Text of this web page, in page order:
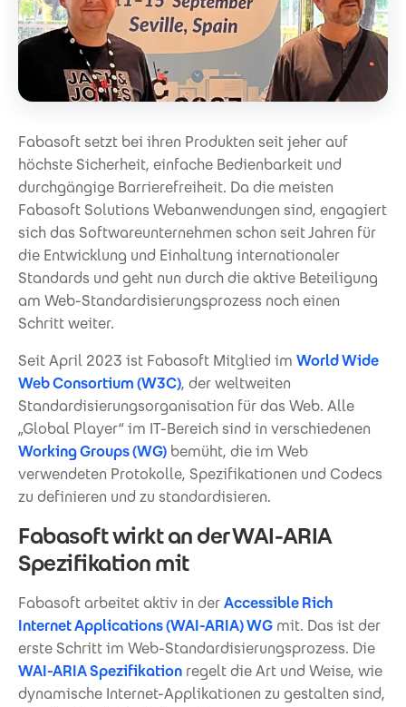
Fabasoft setzt bei ihren Produkten seit jeher auf
höchste Sicherheit, einfache Bedienbarkeit und
durchgängige Barrierefreiheit. Da die meisten
Fabasoft Solutions Webanwendungen sind, engagiert
sich das Softwareunternehmen schon seit Jahren für
die Entwicklung und Einhaltung internationaler
Standards und geht nun durch die aktive Beteiligung
am Web-Standardisierungsprozess noch einen
Schritt weiter.
Seit April 2023 ist Fabasoft Mitglied im World Wide
Web Consortium (W3C), der weltweiten
Standardisierungsorganisation für das Web. Alle
„Global Player“ im IT-Bereich sind in verschiedenen
Working Groups (WG) bemüht, die im Web
verwendeten Protokolle, Spezifikationen und Codecs
zu definieren und zu standardisieren.
Fabasoft wirkt an der WAI-ARIA
Spezifikation mit
Fabasoft arbeitet aktiv in derAccessible Rich
Internet Applications (WAI-ARIA) WG mit. Das ist der
erste Schritt im Web-Standardisierungsprozess. Die
WAI-ARIA Spezifikation regelt die Art und Weise, wie
dynamische Internet-Applikationen zu gestalten sind,